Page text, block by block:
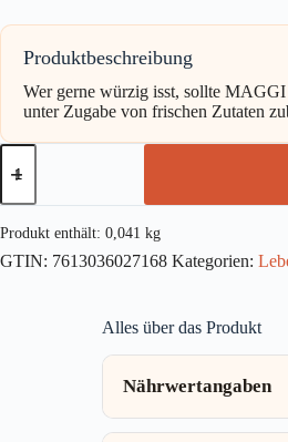
Produktbeschreibung
Wer gerne würzig isst, sollte
unter Zugabe von frischen Zutaten
Maggi
Fix
Geschnetzeltes
41g
Produkt enthält: 0,041 kg
GTIN: 7613036027168 Kategorien:
Alles über das Produkt
Nährwertangaben